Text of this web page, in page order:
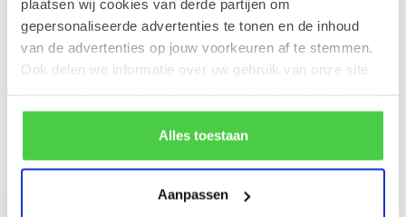
plaatsen wij cookies van derde partijen om
gepersonaliseerde advertenties te tonen en de inhoud
van de advertenties op jouw voorkeuren af te stemmen.
Ook delen we informatie over uw gebruik van onze site
rekening mee dat als je bepaalde cookies blokkeert, het
de correcte werking van de website kan verstoren.
Alles toestaan
Aanpassen
Leonidas Napolitains 2,8kg
VOORDEELPAK
Op voorraad
€117,05
€111,20
Recent bekeken